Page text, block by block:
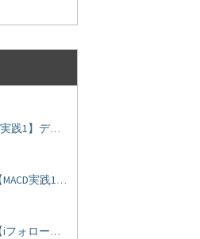
【アルゴビット実践1】デフォルト設定で30秒取引
勝てるBO攻略【MACD実践16】30秒取引で勝つには
勝てるBO攻略【iフォロー実践17】フォロワーの少ない人をフォローする